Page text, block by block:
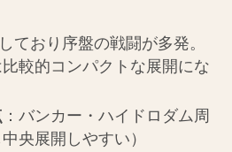
ており序盤の戦闘が多発。
較的コンパクトな展開にな
：バンカー・ハイドロダム周
央展開しやすい）